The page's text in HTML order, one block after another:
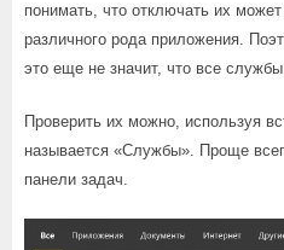
понимать, что отключать их
различного рода приложения.
это еще не значит, что все
Проверить их можно, используя
называется «Службы». Проще
панели задач.